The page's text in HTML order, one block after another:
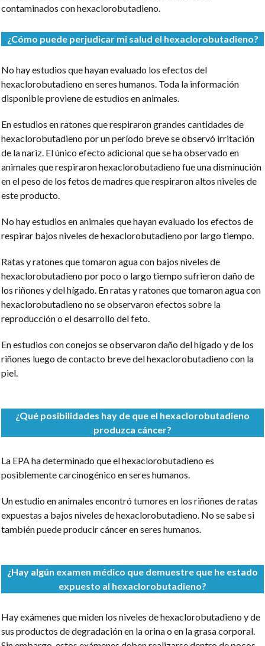
contaminados con hexaclorobutadieno.
¿Cómo puede perjudicar mi salud el hexaclorobutadieno?
No hay estudios que hayan evaluado los efectos del
hexaclorobutadieno en seres humanos. Toda la información
disponible proviene de estudios en animales.
En estudios en ratones que respiraron grandes cantidades de
hexaclorobutadieno por un período breve se observó irritación
de la nariz. El único efecto adicional que se ha observado en
animales que respiraron hexaclorobutadieno fue una disminución
en el peso de los fetos de madres que respiraron altos niveles de
este producto.
No hay estudios en animales que hayan evaluado los efectos de
respirar bajos niveles de hexaclorobutadieno por largo tiempo.
Ratas y ratones que tomaron agua con bajos niveles de
hexaclorobutadieno por poco o largo tiempo sufrieron daño de
los riñones y del hígado. En ratas y ratones que tomaron agua con
hexaclorobutadieno no se observaron efectos sobre la
reproducción o el desarrollo del feto.
En estudios con conejos se observaron daño del hígado y de los
riñones luego de contacto breve del hexaclorobutadieno con la
piel.
¿Qué posibilidades hay de que el hexaclorobutadieno
produzca cáncer?
La EPA ha determinado que el hexaclorobutadieno es
posiblemente carcinogénico en seres humanos.
Un estudio en animales encontró tumores en los riñones de ratas
expuestas a bajos niveles de hexaclorobutadieno. No se sabe si
también puede producir cáncer en seres humanos.
¿Hay algún examen médico que demuestre que he estado
expuesto al hexaclorobutadieno?
Hay exámenes que miden los niveles de hexaclorobutadieno y de
sus productos de degradación en la orina o en la grasa corporal.